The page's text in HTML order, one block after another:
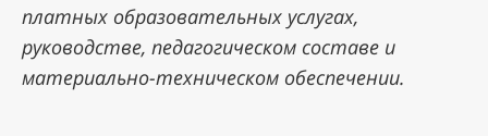
платных образовательных услугах,
руководстве, педагогическом составе и
материально-техническом обеспечении.